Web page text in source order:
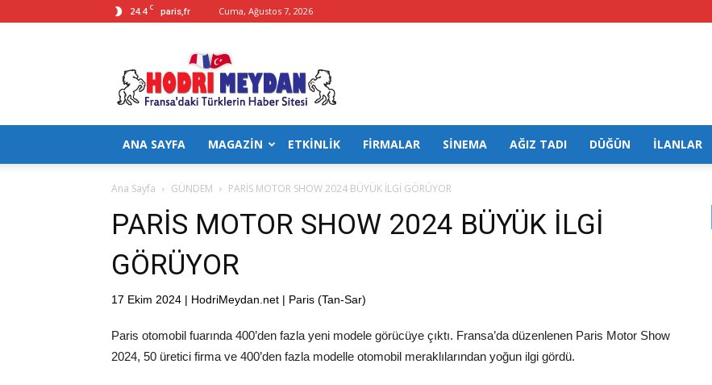
24.4 C paris,fr Cuma, Ağustos 7, 2026
Hodrimeydan
ANA SAYFA MAGAZİN ETKİNLİK FİRMALAR SİNEMA AĞIZ TADI DÜĞÜN İLANLAR
Ana Sayfa GÜNDEM PARİS MOTOR SHOW 2024 BÜYÜK İLGİ GÖRÜYOR
PARİS MOTOR SHOW 2024 BÜYÜK İLGİ
GÖRÜYOR
17 Ekim 2024 | HodriMeydan.net | Paris (Tan-Sar)
Paris otomobil fuarında 400’den fazla yeni modele görücüye çıktı. Fransa’da düzenlenen Paris Motor Show
2024, 50 üretici firma ve 400’den fazla modelle otomobil meraklılarından yoğun ilgi gördü.